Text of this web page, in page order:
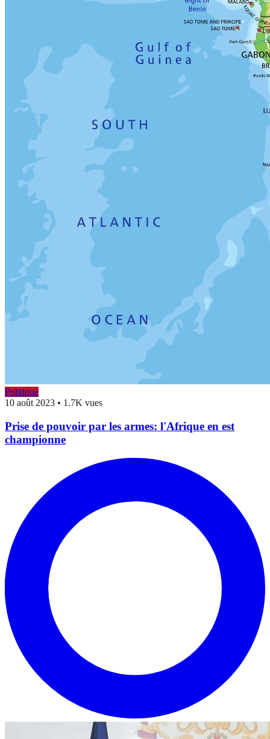
Politique
10 août 2023 • 1.7K vues
Prise de pouvoir par les armes: l'Afrique en est
championne